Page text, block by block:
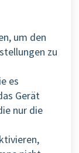
um den
zu
es
Gerät
nur die